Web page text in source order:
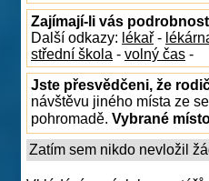
Zajímají-li vás
Další odkazy: lékař -
střední škola - volný čas -
Jste přesvědčeni, že
návštěvu jiného místa ze
pohromadě. Vybrané
Zatím sem nikdo nevložil